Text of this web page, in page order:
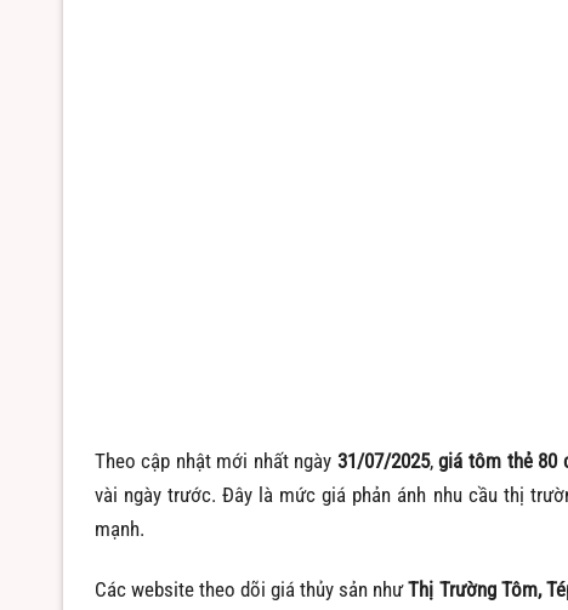
Theo cập nhật mới nhất ngày 31/07/2025,giá tôm thẻ 80
vài ngày trước. Đây là mức giá phản ánh nhu cầu thị
mạnh.
Các website theo dõi giá thủy sản nhưThị Trường Tôm,